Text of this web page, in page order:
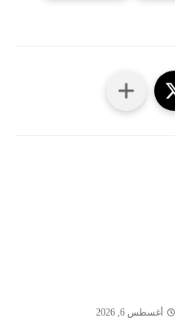
أغسطس 6, 2026